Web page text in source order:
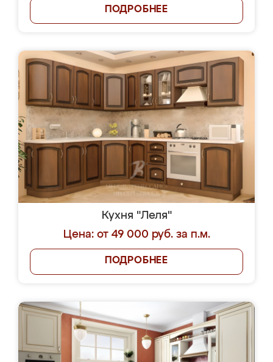
ПОДРОБНЕЕ
Кухня "Леля"
Цена: от 49 000 руб. за п.м.
ПОДРОБНЕЕ